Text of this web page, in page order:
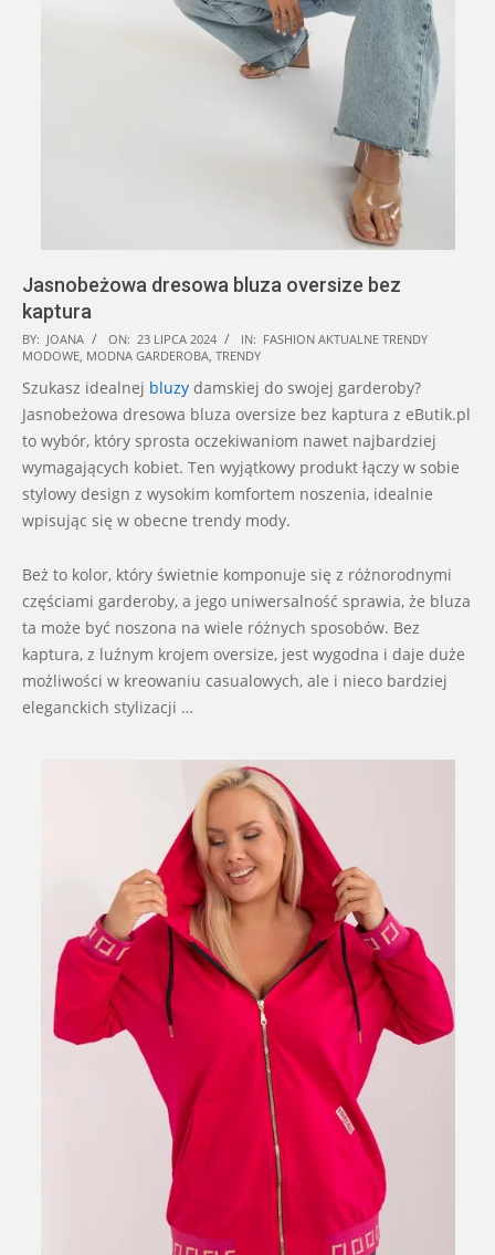
Jasnobeżowa dresowa bluza oversize bez
kaptura
2024-
07-
23
BY: JOANA ON: 23 LIPCA 2024 IN: FASHION AKTUALNE TRENDY
MODOWE, MODNA GARDEROBA, TRENDY
Szukasz idealnej bluzy damskiej do swojej garderoby?
Jasnobeżowa dresowa bluza oversize bez kaptura z eButik.pl
to wybór, który sprosta oczekiwaniom nawet najbardziej
wymagających kobiet. Ten wyjątkowy produkt łączy w sobie
stylowy design z wysokim komfortem noszenia, idealnie
wpisując się w obecne trendy mody.
Beż to kolor, który świetnie komponuje się z różnorodnymi
częściami garderoby, a jego uniwersalność sprawia, że bluza
ta może być noszona na wiele różnych sposobów. Bez
kaptura, z luźnym krojem oversize, jest wygodna i daje duże
możliwości w kreowaniu casualowych, ale i nieco bardziej
eleganckich stylizacji …